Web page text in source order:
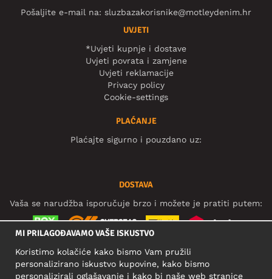
Pošaljite e-mail na: sluzbazakorisnike@motleydenim.hr
UVJETI
*Uvjeti kupnje i dostave
Uvjeti povrata i zamjene
Uvjeti reklamacije
Privacy policy
Cookie-settings
PLAĆANJE
Plaćajte sigurno i pouzdano uz:
DOSTAVA
Vaša se narudžba isporučuje brzo i možete je pratiti putem:
DRUŠTVENE MREŽE
MI PRILAGOĐAVAMO VAŠE ISKUSTVO
Koristimo kolačiće kako bismo Vam pružili
personalizirano iskustvo kupovine, kako bismo
personalizirali oglašavanje i kako bi naše web stranice